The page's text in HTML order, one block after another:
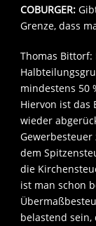
COBURGER:
Grenze, dass
Thomas
mindestens 50
Hiervon ist das
wieder
dem
die
ist man schon
belastend sein,